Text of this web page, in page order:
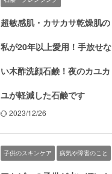
超敏感肌・カサカサ乾燥肌の
私が20年以上愛用！手放せな
い木酢洗顔石鹸！夜のカユカ
ユが軽減した石鹸です
2023/12/26
子供のスキンケア 病気や障害のこと